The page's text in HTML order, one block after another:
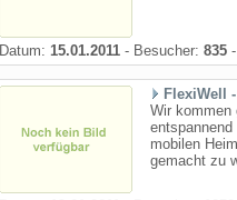
Datum: 15.01.2011 - Besucher: 835
FlexiWell
Wir kommen
mobilen
gemacht zu